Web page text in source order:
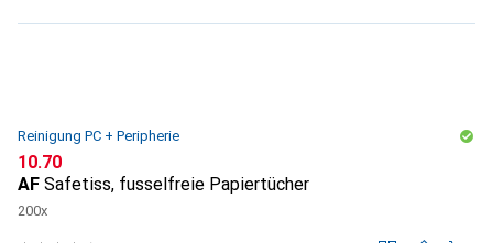
Reinigung PC + Peripherie
CHF
10.70
AF Safetiss, fusselfreie Papiertücher
200x